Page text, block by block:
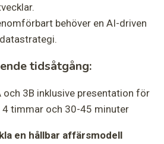
behöver en AI-driven
tidsåtgång:
3B inklusive presentation för
4 timmar och 30-45 minuter
en hållbar affärsmodell